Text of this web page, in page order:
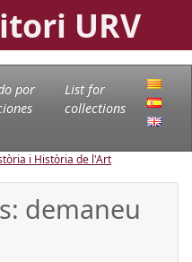
URV
por
List for
collections
i Història de l'Art
demaneu